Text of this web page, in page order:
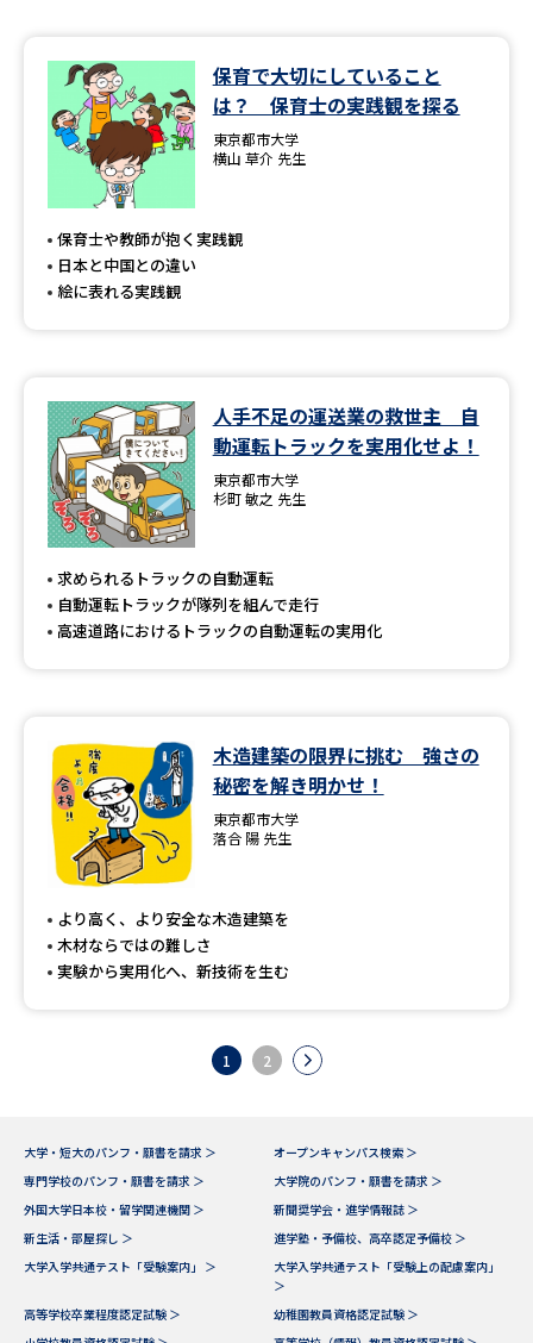
保育で大切にしていること
は？ 保育士の実践観を探る
東京都市大学
横山 草介 先生
保育士や教師が抱く実践観
日本と中国との違い
絵に表れる実践観
人手不足の運送業の救世主 自
動運転トラックを実用化せよ！
東京都市大学
杉町 敏之 先生
求められるトラックの自動運転
自動運転トラックが隊列を組んで走行
高速道路におけるトラックの自動運転の実用化
木造建築の限界に挑む 強さの
秘密を解き明かせ！
東京都市大学
落合 陽 先生
より高く、より安全な木造建築を
木材ならではの難しさ
実験から実用化へ、新技術を生む
1 2
大学・短大のパンフ・願書を請求 ＞
オープンキャンパス検索 ＞
専門学校のパンフ・願書を請求 ＞
大学院のパンフ・願書を請求 ＞
外国大学日本校・留学関連機関 ＞
新聞奨学会・進学情報誌 ＞
新生活・部屋探し ＞
進学塾・予備校、高卒認定予備校 ＞
大学入学共通テスト「受験案内」 ＞
大学入学共通テスト「受験上の配慮案内」
＞
高等学校卒業程度認定試験 ＞
幼稚園教員資格認定試験 ＞